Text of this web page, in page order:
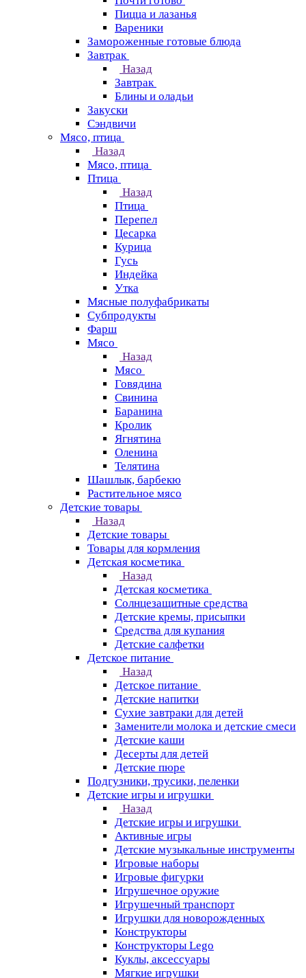
Пицца и лазанья
Вареники
Замороженные готовые блюда
Завтрак
Назад
Завтрак
Блины и оладьи
Закуски
Сэндвичи
Мясо, птица
Назад
Мясо, птица
Птица
Назад
Птица
Перепел
Цесарка
Курица
Гусь
Индейка
Утка
Мясные полуфабрикаты
Субпродукты
Фарш
Мясо
Назад
Мясо
Говядина
Свинина
Баранина
Кролик
Ягнятина
Оленина
Телятина
Шашлык, барбекю
Растительное мясо
Детские товары
Назад
Детские товары
Товары для кормления
Детская косметика
Назад
Детская косметика
Солнцезащитные средства
Детские кремы, присыпки
Средства для купания
Детские салфетки
Детское питание
Назад
Детское питание
Детские напитки
Сухие завтраки для детей
Заменители молока и детские смеси
Детские каши
Десерты для детей
Детские пюре
Подгузники, трусики, пеленки
Детские игры и игрушки
Назад
Детские игры и игрушки
Активные игры
Детские музыкальные инструменты
Игровые наборы
Игровые фигурки
Игрушечное оружие
Игрушечный транспорт
Игрушки для новорожденных
Конструкторы
Конструкторы Lego
Куклы, аксессуары
Мягкие игрушки